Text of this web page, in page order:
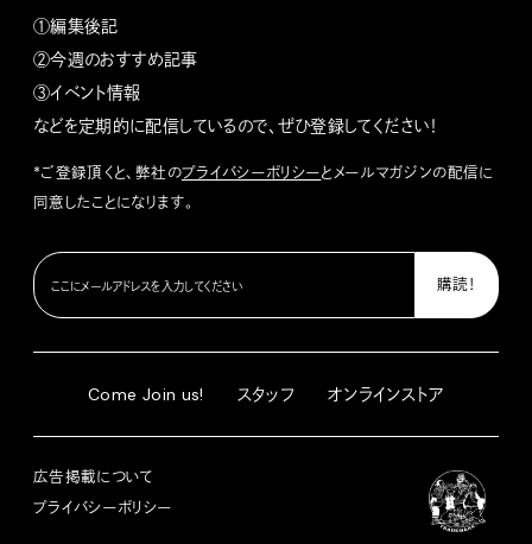
①編集後記
②今週のおすすめ記事
③イベント情報
などを定期的に配信しているので、ぜひ登録してください！
*ご登録頂くと、弊社のプライバシーポリシーとメールマガジンの配信に
同意したことになります。
Come Join us! スタッフ オンラインストア
広告掲載について
プライバシーポリシー